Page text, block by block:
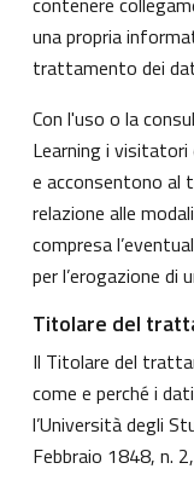
una propria
trattamento dei
Con l'uso o la
Learning i
e acconsentono al
relazione alle
compresa
per l’erogazione di
Titolare del
Il Titolare del
come e perché i
l’Università degli
Febbraio 1848, n.